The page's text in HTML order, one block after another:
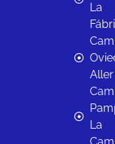
La
Aller
La